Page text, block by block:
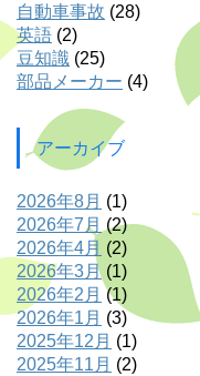
自動車事故 (28)
英語 (2)
豆知識 (25)
部品メーカー (4)
アーカイブ
2026年8月 (1)
2026年7月 (2)
2026年4月 (2)
2026年3月 (1)
2026年2月 (1)
2026年1月 (3)
2025年12月 (1)
2025年11月 (2)